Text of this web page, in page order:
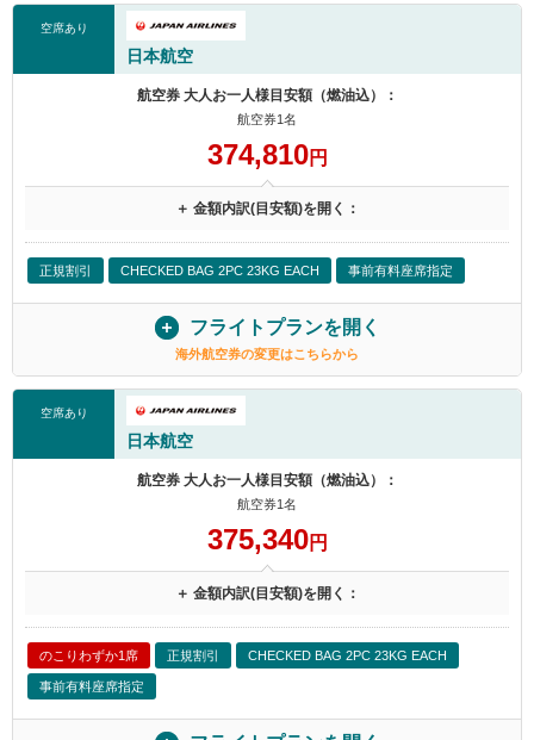
空席あり
日本航空
航空券 大人お一人様目安額（燃油込）：
航空券1名
374,810円
＋ 金額内訳(目安額)を開く：
正規割引 CHECKED BAG 2PC 23KG EACH 事前有料座席指定
フライトプランを開く
海外航空券の変更はこちらから
空席あり
日本航空
航空券 大人お一人様目安額（燃油込）：
航空券1名
375,340円
＋ 金額内訳(目安額)を開く：
のこりわずか1席 正規割引 CHECKED BAG 2PC 23KG EACH
事前有料座席指定